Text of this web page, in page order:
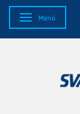
Anzeige ändern
Menü